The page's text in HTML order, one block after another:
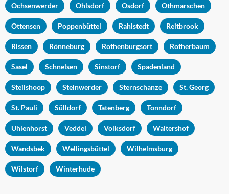
Ochsenwerder Ohlsdorf Osdorf Othmarschen
Ottensen Poppenbüttel Rahlstedt Reitbrook
Rissen Rönneburg Rothenburgsort Rotherbaum
Sasel Schnelsen Sinstorf Spadenland
Steilshoop Steinwerder Sternschanze St. Georg
St. Pauli Sülldorf Tatenberg Tonndorf
Uhlenhorst Veddel Volksdorf Waltershof
Wandsbek Wellingsbüttel Wilhelmsburg
Wilstorf Winterhude